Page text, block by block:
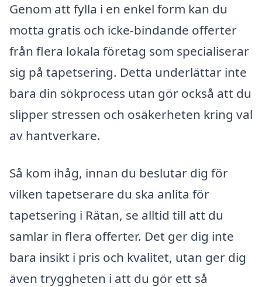
Genom att fylla i en enkel form kan du
motta gratis och icke-bindande offerter
från flera lokala företag som specialiserar
sig på tapetsering. Detta underlättar inte
bara din sökprocess utan gör också att du
slipper stressen och osäkerheten kring val
av hantverkare.
Så kom ihåg, innan du beslutar dig för
vilken tapetserare du ska anlita för
tapetsering i Rätan, se alltid till att du
samlar in flera offerter. Det ger dig inte
bara insikt i pris och kvalitet, utan ger dig
även tryggheten i att du gör ett så